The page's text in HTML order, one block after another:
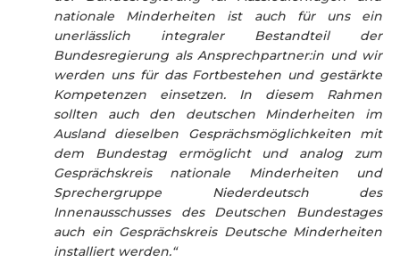
nationale Minderheiten ist auch für uns ein
unerlässlich integraler Bestandteil der
Bundesregierung als Ansprechpartner:in und wir
werden uns für das Fortbestehen und gestärkte
Kompetenzen einsetzen. In diesem Rahmen
sollten auch den deutschen Minderheiten im
Ausland dieselben Gesprächsmöglichkeiten mit
dem Bundestag ermöglicht und analog zum
Gesprächskreis nationale Minderheiten und
Sprechergruppe Niederdeutsch des
Innenausschusses des Deutschen Bundestages
auch ein Gesprächskreis Deutsche Minderheiten
installiert werden.“